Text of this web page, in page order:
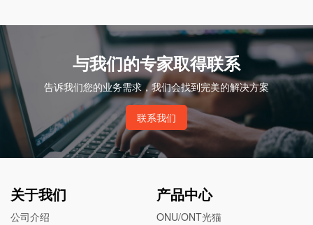
与我们的专家取得联系
告诉我们您的业务需求，我们会找到完美的解决方案
联系我们
关于我们
公司介绍
产品中心
ONU/ONT光猫